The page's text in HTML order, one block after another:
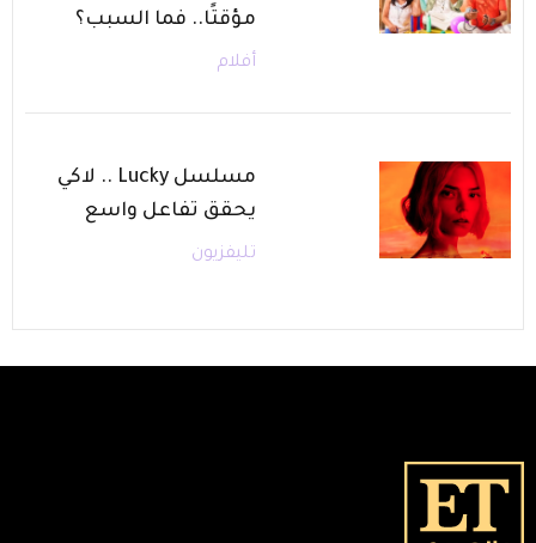
مؤقتًا.. فما السبب؟
أفلام
مسلسل Lucky .. لاكي
يحقق تفاعل واسع
تليفزيون